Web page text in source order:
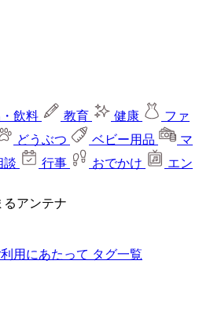
飲料 教育 健康
ファ
どうぶつ ベビー用品
マ
談 行事 おでかけ
エン
るアンテナ
用にあたって タグ一覧